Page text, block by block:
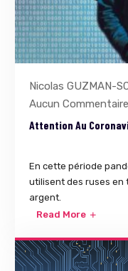
Nicolas GUZMAN-
Aucun Commentaire
Attention Au
En cette période
utilisent des ruses en
argent.
Read More